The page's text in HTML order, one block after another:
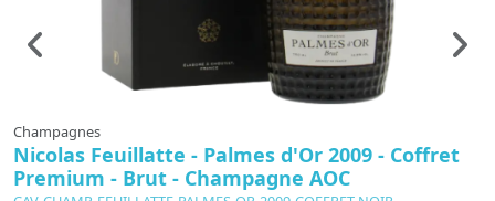
Champagnes
Nicolas Feuillatte - Palmes d'Or 2009 - Coffret
Premium - Brut - Champagne AOC